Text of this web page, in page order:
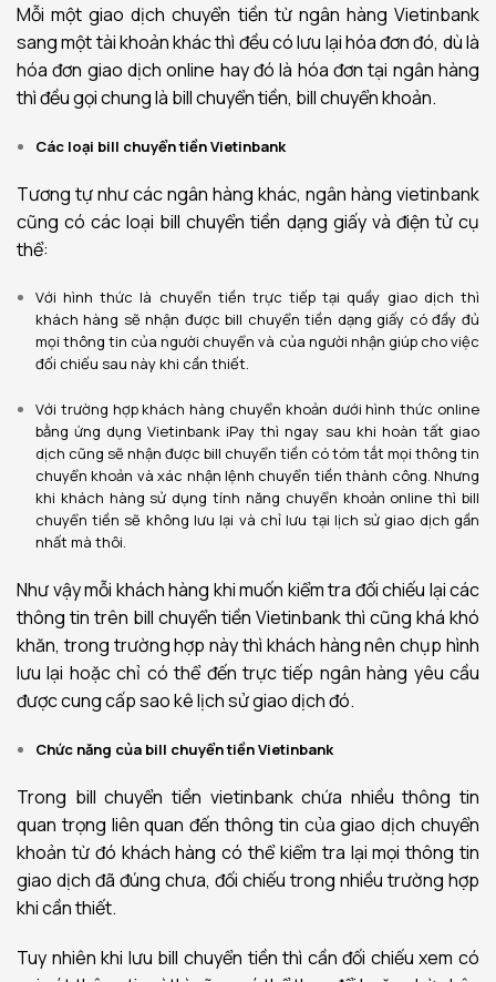
Mỗi một giao dịch chuyển tiền từ ngân hàng Vietinbank
sang một tài khoản khác thì đều có lưu lại hóa đơn đó, dù là
hóa đơn giao dịch online hay đó là hóa đơn tại ngân hàng
thì đều gọi chung là bill chuyển tiền, bill chuyển khoản.
Các loại bill chuyển tiền Vietinbank
Tương tự như các ngân hàng khác, ngân hàng vietinbank
cũng có các loại bill chuyển tiền dạng giấy và điện tử cụ
thể:
Với hình thức là chuyển tiền trực tiếp tại quầy giao dịch thì
khách hàng sẽ nhận được bill chuyển tiền dạng giấy có đầy đủ
mọi thông tin của người chuyển và của người nhận giúp cho việc
đối chiếu sau này khi cần thiết.
Với trường hợp khách hàng chuyển khoản dưới hình thức online
bằng ứng dụng Vietinbank iPay thì ngay sau khi hoàn tất giao
dịch cũng sẽ nhận được bill chuyển tiền có tóm tắt mọi thông tin
chuyển khoản và xác nhận lệnh chuyển tiền thành công. Nhưng
khi khách hàng sử dụng tính năng chuyển khoản online thì bill
chuyển tiền sẽ không lưu lại và chỉ lưu tại lịch sử giao dịch gần
nhất mà thôi.
Như vậy mỗi khách hàng khi muốn kiểm tra đối chiếu lại các
thông tin trên bill chuyển tiền Vietinbank thì cũng khá khó
khăn, trong trường hợp này thì khách hàng nên chụp hình
lưu lại hoặc chỉ có thể đến trực tiếp ngân hàng yêu cầu
được cung cấp sao kê lịch sử giao dịch đó.
Chức năng của bill chuyển tiền Vietinbank
Trong bill chuyển tiền vietinbank chứa nhiều thông tin
quan trọng liên quan đến thông tin của giao dịch chuyển
khoản từ đó khách hàng có thể kiểm tra lại mọi thông tin
giao dịch đã đúng chưa, đối chiếu trong nhiều trường hợp
khi cần thiết.
Tuy nhiên khi lưu bill chuyển tiền thì cần đối chiếu xem có